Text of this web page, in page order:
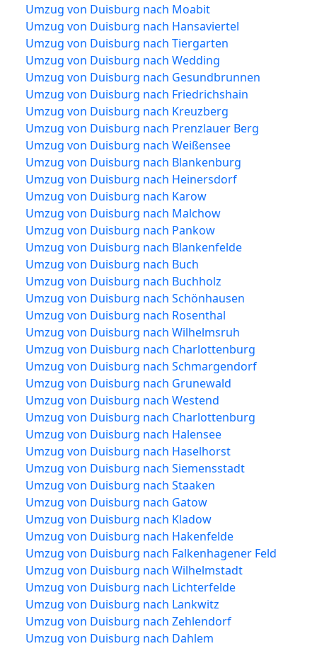
Umzug von Duisburg nach Moabit
Umzug von Duisburg nach Hansaviertel
Umzug von Duisburg nach Tiergarten
Umzug von Duisburg nach Wedding
Umzug von Duisburg nach Gesundbrunnen
Umzug von Duisburg nach Friedrichshain
Umzug von Duisburg nach Kreuzberg
Umzug von Duisburg nach Prenzlauer Berg
Umzug von Duisburg nach Weißensee
Umzug von Duisburg nach Blankenburg
Umzug von Duisburg nach Heinersdorf
Umzug von Duisburg nach Karow
Umzug von Duisburg nach Malchow
Umzug von Duisburg nach Pankow
Umzug von Duisburg nach Blankenfelde
Umzug von Duisburg nach Buch
Umzug von Duisburg nach Buchholz
Umzug von Duisburg nach Schönhausen
Umzug von Duisburg nach Rosenthal
Umzug von Duisburg nach Wilhelmsruh
Umzug von Duisburg nach Charlottenburg
Umzug von Duisburg nach Schmargendorf
Umzug von Duisburg nach Grunewald
Umzug von Duisburg nach Westend
Umzug von Duisburg nach Charlottenburg
Umzug von Duisburg nach Halensee
Umzug von Duisburg nach Haselhorst
Umzug von Duisburg nach Siemensstadt
Umzug von Duisburg nach Staaken
Umzug von Duisburg nach Gatow
Umzug von Duisburg nach Kladow
Umzug von Duisburg nach Hakenfelde
Umzug von Duisburg nach Falkenhagener Feld
Umzug von Duisburg nach Wilhelmstadt
Umzug von Duisburg nach Lichterfelde
Umzug von Duisburg nach Lankwitz
Umzug von Duisburg nach Zehlendorf
Umzug von Duisburg nach Dahlem